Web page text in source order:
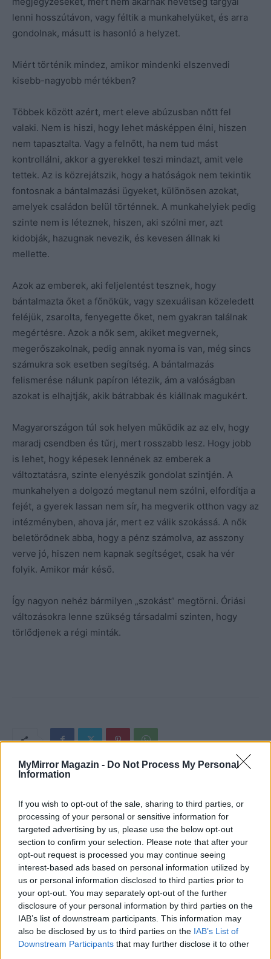
MyMirror Magazin - Do Not Process My Personal
Information
If you wish to opt-out of the sale, sharing to third parties, or
processing of your personal or sensitive information for
targeted advertising by us, please use the below opt-out
section to confirm your selection. Please note that after your
opt-out request is processed you may continue seeing
interest-based ads based on personal information utilized by
us or personal information disclosed to third parties prior to
your opt-out. You may separately opt-out of the further
disclosure of your personal information by third parties on the
IAB’s list of downstream participants. This information may
also be disclosed by us to third parties on the IAB’s List of
Downstream Participants that may further disclose it to other
lenni hosszútávon, vagy féltik a munkahelyüket, és arra
gondolnak, másutt is hasonló a helyzet.
Miért történik mindez, amikor mindenki elszenvedi
kisebb-nagyobb mértékben?
Többek között azért, mert eleve abúzusban nőtt fel
valaki. Nem is hiszi, hogy lehet másképpen élni, hiszen
nem tapasztalta. Vagy a felnőtt, ha nem tud mást
kontrollálni, akkor a gyerekkel teszi mindazt, amit vele
tettek. Az is közrejátszik, hogy a hatóságok nem tekintik
fontosnak a bántalmazási ügyeket, különösen azokat,
amelyek családon belül történnek. A munkahelyiek pedig
szinte nem is léteznek, hiszen, aki szólni mer, azt
kidobják, hazugnak nevezik, és kevesen állnak ki
mellette.
Azok az emberek, aki feljelentést tesznek, hogy
bántalmazta őket a főnökük, vagy szexuálisan közeledett
feléjük, zsarolta, fenyegette őket, nem gyakran találnak
megértésre. Azok a nők sem, akiket megvernek,
megerőszakolnak, pedig annak nyoma is van, még sincs
számukra sok esetben segítség. A bántalmazás
felismerése nálunk papíron létezik, ám a valóságban
azokat is elhajtják, akik bátrabbak és kiállnak magukért.
Magyarországon túl sok helyen működik az az elv, hogy
maradj csendben és tűrj, mert rosszabb lesz. Hogy jobb
is lehet, hogy képesek lennének az emberek a
változtatásra, szinte elenyészik gondolat szintjén. A
munkahelyen a dolgozó megtanul nem szólni, elfordítja a
fejét, a gyerek lassan nem sír, ha megverik otthon vagy az
intézményben, ahova jár, mert ez válik szokássá. A nők
beletörődnek abba, hogy a pénz számolva, az asszony
verve jó, hiszen nem kapnak segítséget, csak ha vér
folyik. Amikor már késő.
Így nagyon nehéz bármilyen „szokást” megtörni. Óriási
változásokra lenne szükség társadalmi szinten, hogy
törlődjenek a régi minták.
Imre Hilda
Oktatás és nevelés területén dolgozom, de minden
szabadidőmben írok. Szeretek belesni a hétköznapok függönye
mögé és közben keresem az embert, a nőt a jól legyártott álarcok